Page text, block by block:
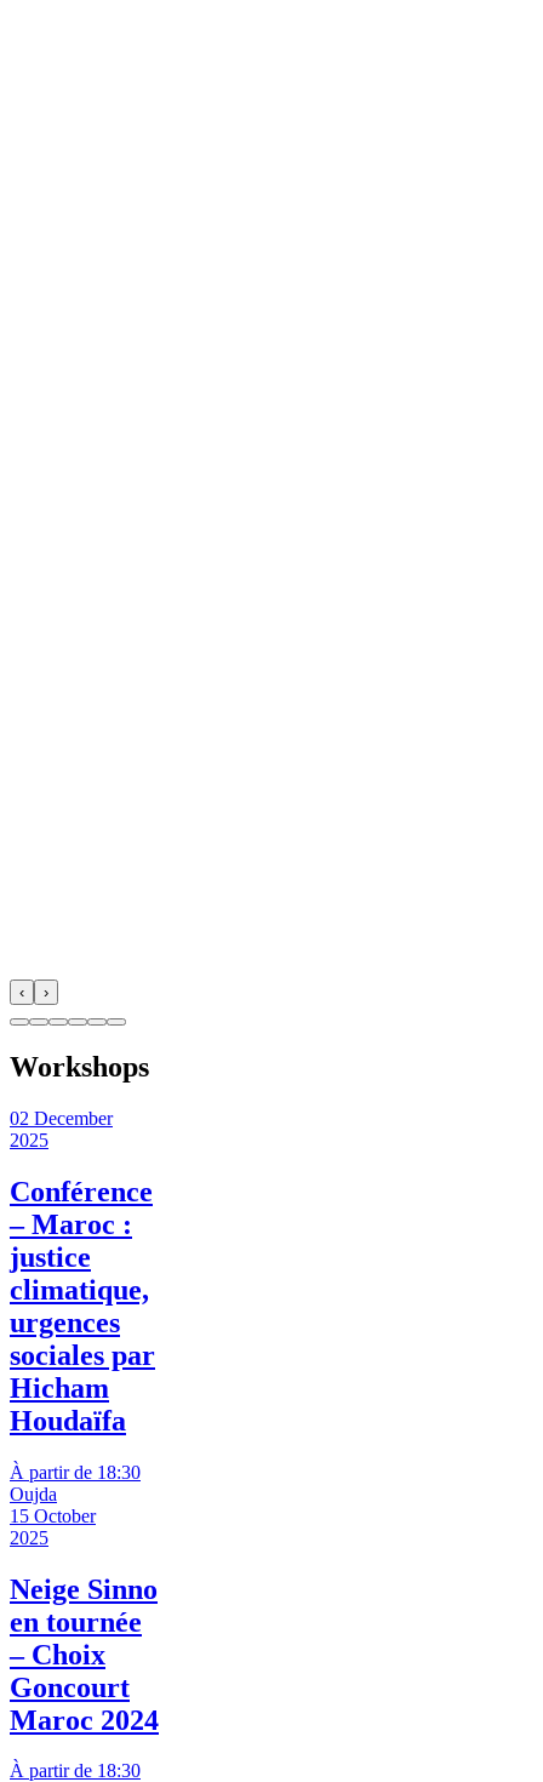
‹ ›
Workshops
02 December
2025
Conférence
– Maroc :
justice
climatique,
urgences
sociales par
Hicham
Houdaïfa
À partir de 18:30
Oujda
15 October
2025
Neige Sinno
en tournée
– Choix
Goncourt
Maroc 2024
À partir de 18:30